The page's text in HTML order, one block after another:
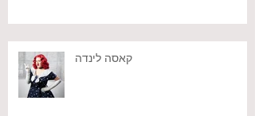
קאסה לינדה